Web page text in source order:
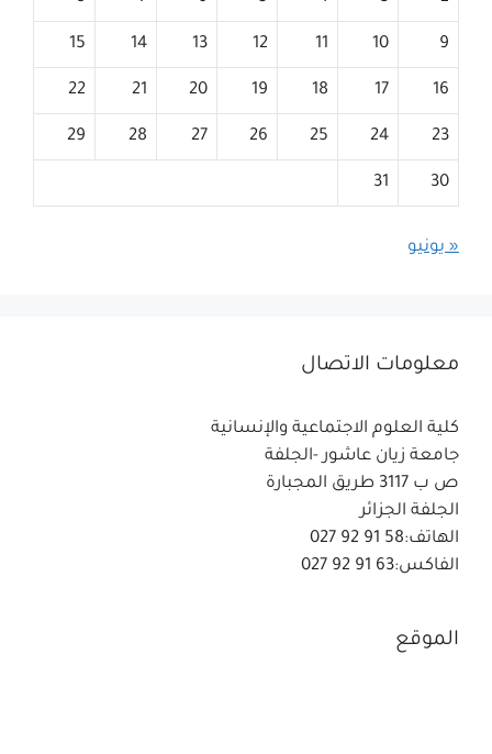
9
10
11
12
13
14
15
16
17
18
19
20
21
22
23
24
25
26
27
28
29
30
31
« يونيو
معلومات الاتصال
كلية العلوم الاجتماعية والإنسانية
جامعة زيان عاشور -الجلفة
ص ب 3117 طريق المجبارة
الجلفة الجزائر
الهاتف:58 91 92 027
الفاكس:63 91 92 027
الموقع